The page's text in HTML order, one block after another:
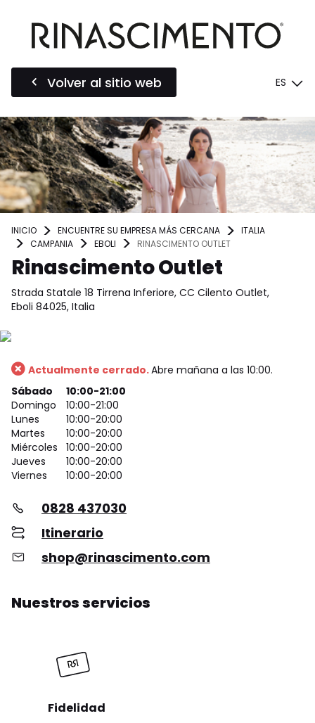
Volver al sitio web ES
INICIO ENCUENTRE SU EMPRESA MÁS CERCANA
ITALIA
CAMPANIA
EBOLI RINASCIMENTO OUTLET
Rinascimento Outlet
Strada Statale 18 Tirrena Inferiore, CC Cilento Outlet,
Eboli 84025, Italia
Actualmente cerrado.Abre mañana a las 10:00.
Sábado
10:00-21:00
Domingo
10:00-21:00
Lunes
10:00-20:00
Martes
10:00-20:00
Miércoles
10:00-20:00
Jueves
10:00-20:00
Viernes
10:00-20:00
0828 437030
Itinerario
shop@rinascimento.com
Nuestros servicios
Fidelidad